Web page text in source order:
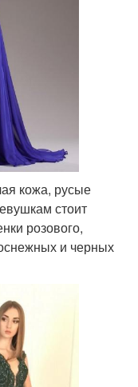
кожа, русые
стоит
розового,
и черных